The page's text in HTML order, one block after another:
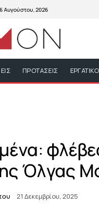
Αυγούστου, 2026
ΠΡΟΤΑΣΕΙΣ
Όλγας
21 Δεκεμβρίου, 2025